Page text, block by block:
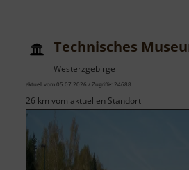
Technisches
Westerzgebirge
aktuell vom 05.07.2026 / Zugriffe: 24688
26 km vom aktuellen Standort